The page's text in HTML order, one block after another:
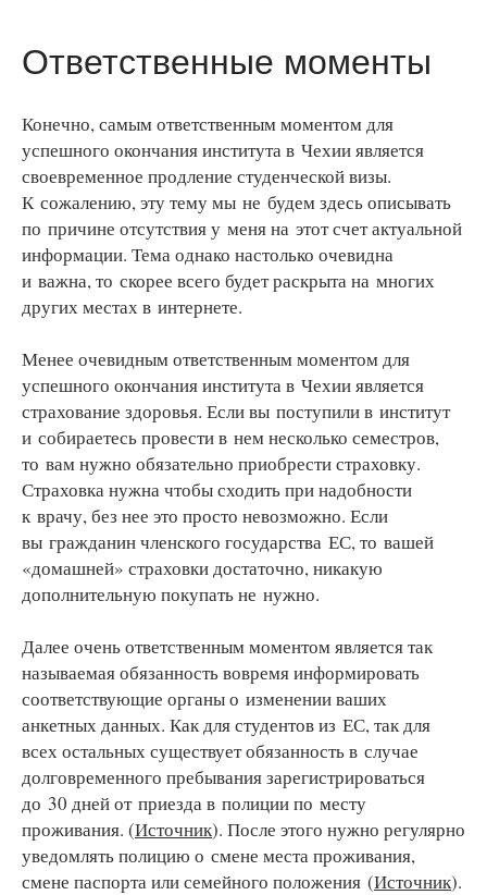
Ответственные моменты
Конечно, самым ответственным моментом для
успешного окончания института в Чехии является
своевременное продление студенческой визы.
К сожалению, эту тему мы не будем здесь описывать
по причине отсутствия у меня на этот счет актуальной
информации. Тема однако настолько очевидна
и важна, то скорее всего будет раскрыта на многих
других местах в интернете.
Менее очевидным ответственным моментом для
успешного окончания института в Чехии является
страхование здоровья. Если вы поступили в институт
и собираетесь провести в нем несколько семестров,
то вам нужно обязательно приобрести страховку.
Страховка нужна чтобы сходить при надобности
к врачу, без нее это просто невозможно. Если
вы гражданин членского государства ЕС, то вашей
«домашней» страховки достаточно, никакую
дополнительную покупать не нужно.
Далее очень ответственным моментом является так
называемая обязанность вовремя информировать
соответствующие органы о изменении ваших
анкетных данных. Как для студентов из ЕС, так для
всех остальных существует обязанность в случае
долговременного пребывания зарегистрироваться
до 30 дней от приезда в полиции по месту
проживания. (Источник). После этого нужно регулярно
уведомлять полицию о смене места проживания,
смене паспорта или семейного положения (Источник).